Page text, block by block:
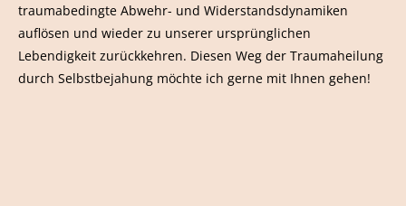
traumabedingte Abwehr- und Widerstandsdynamiken
auflösen und wieder zu unserer ursprünglichen
Lebendigkeit zurückkehren. Diesen Weg der Traumaheilung
durch Selbstbejahung möchte ich gerne mit Ihnen gehen!